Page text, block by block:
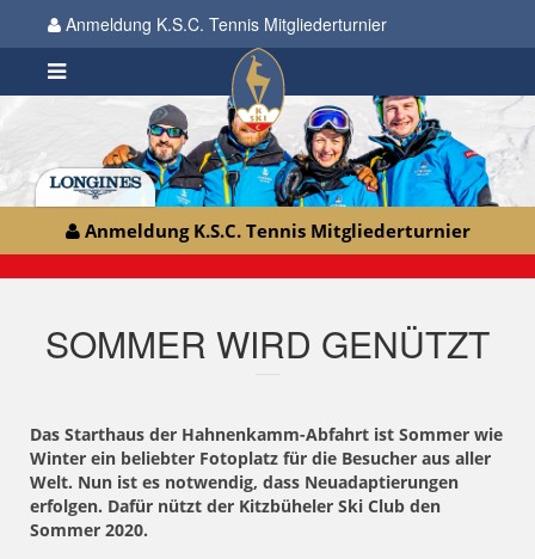
Anmeldung K.S.C. Tennis Mitgliederturnier
Anmeldung K.S.C. Tennis Mitgliederturnier
SOMMER WIRD GENÜTZT
Das Starthaus der Hahnenkamm-Abfahrt ist Sommer wie
Winter ein beliebter Fotoplatz für die Besucher aus aller
Welt. Nun ist es notwendig, dass Neuadaptierungen
erfolgen. Dafür nützt der Kitzbüheler Ski Club den
Sommer 2020.